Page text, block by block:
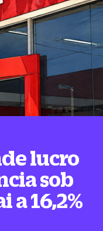
lucro
sob
a 16,2%